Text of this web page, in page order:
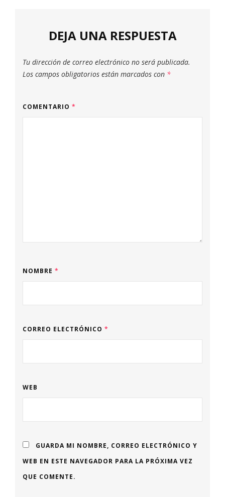
DEJA UNA RESPUESTA
Tu dirección de correo electrónico no será publicada.
Los campos obligatorios están marcados con *
COMENTARIO *
NOMBRE *
CORREO ELECTRÓNICO *
WEB
GUARDA MI NOMBRE, CORREO ELECTRÓNICO Y
WEB EN ESTE NAVEGADOR PARA LA PRÓXIMA VEZ
QUE COMENTE.